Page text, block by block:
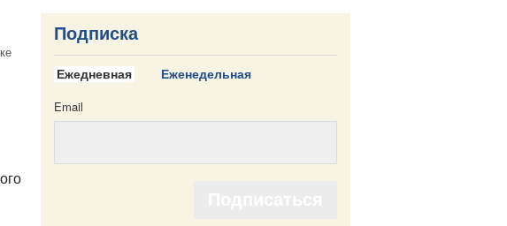
Подписка
Ежедневная Еженедельная
Email